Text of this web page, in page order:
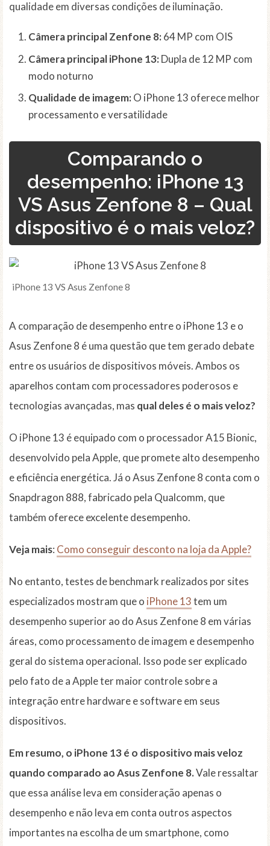
qualidade em diversas condições de iluminação.
Câmera principal Zenfone 8:64 MP com OIS
Câmera principal iPhone 13:Dupla de 12 MP com
modo noturno
Qualidade de imagem:O iPhone 13 oferece melhor
processamento e versatilidade
Comparando o
desempenho: iPhone 13
VS Asus Zenfone 8 – Qual
dispositivo é o mais veloz?
iPhone 13 VS Asus Zenfone 8
A comparação de desempenho entre o iPhone 13 e o
Asus Zenfone 8 é uma questão que tem gerado debate
entre os usuários de dispositivos móveis. Ambos os
aparelhos contam com processadores poderosos e
tecnologias avançadas, mas qual deles é o mais veloz?
O iPhone 13 é equipado com o processador A15 Bionic,
desenvolvido pela Apple, que promete alto desempenho
e eficiência energética. Já o Asus Zenfone 8 conta com o
Snapdragon 888, fabricado pela Qualcomm, que
também oferece excelente desempenho.
Veja mais: Como conseguir desconto na loja da Apple?
No entanto, testes de benchmark realizados por sites
especializados mostram que o iPhone 13tem um
desempenho superior ao do Asus Zenfone 8 em várias
áreas, como processamento de imagem e desempenho
geral do sistema operacional. Isso pode ser explicado
pelo fato de a Apple ter maior controle sobre a
integração entre hardware e software em seus
dispositivos.
Em resumo, o iPhone 13 é o dispositivo mais veloz
quando comparado ao Asus Zenfone 8.Vale ressaltar
que essa análise leva em consideração apenas o
desempenho e não leva em conta outros aspectos
importantes na escolha de um smartphone, como